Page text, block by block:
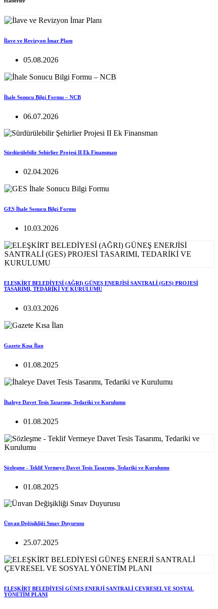
İlave ve Revizyon İmar Planı
05.08.2026
İhale Sonucu Bilgi Formu – NCB
06.07.2026
Sürdürülebilir Şehirlier Projesi II Ek Finansman
02.04.2026
GES İhale Sonucu Bilgi Formu
10.03.2026
ELEŞKİRT BELEDİYESİ (AĞRI) GÜNEŞ ENERJİSİ SANTRALİ (GES) PROJESİ
TASARIMI, TEDARİKİ VE KURULUMU
03.03.2026
Gazete Kısa İlan
01.08.2025
İhaleye Davet Tesis Tasarımı, Tedariki ve Kurulumu
01.08.2025
Sözleşme - Teklif Vermeye Davet Tesis Tasarımı, Tedariki ve Kurulumu
01.08.2025
Ünvan Değişikliği Sınav Duyurusu
25.07.2025
ELEŞKİRT BELEDİYESİ GÜNEŞ ENERJİ SANTRALİ ÇEVRESEL VE SOSYAL
YÖNETİM PLANI